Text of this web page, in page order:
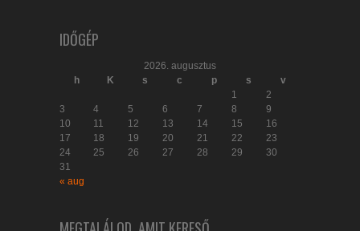
IDŐGÉP
2026. augusztus
h
K s c p s
v
1
2
3
4 5 6 7 8
9
10
11 12 13 14 15
16
17
18 19 20 21 22
23
24
25 26 27 28 29
30
31
« aug